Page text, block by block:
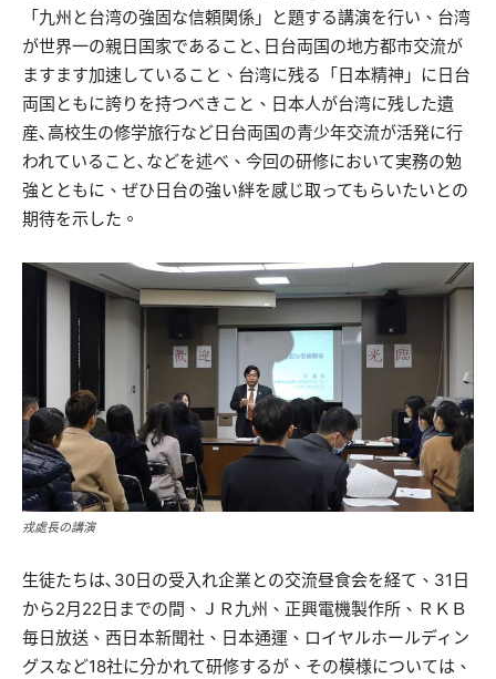
「九州と台湾の強固な信頼関係」と題する講演を行い、台湾
が世界一の親日国家であること､日台両国の地方都市交流が
ますます加速していること、台湾に残る「日本精神」に日台
両国ともに誇りを持つべきこと、日本人が台湾に残した遺
産､高校生の修学旅行など日台両国の青少年交流が活発に行
われていること､などを述べ、今回の研修において実務の勉
強とともに、ぜひ日台の強い絆を感じ取ってもらいたいとの
期待を示した。
戎處長の講演
生徒たちは､30日の受入れ企業との交流昼食会を経て、31日
から2月22日までの間、ＪＲ九州、正興電機製作所、ＲＫＢ
毎日放送、西日本新聞社、日本通運、ロイヤルホールディン
グスなど18社に分かれて研修するが、その模様については、